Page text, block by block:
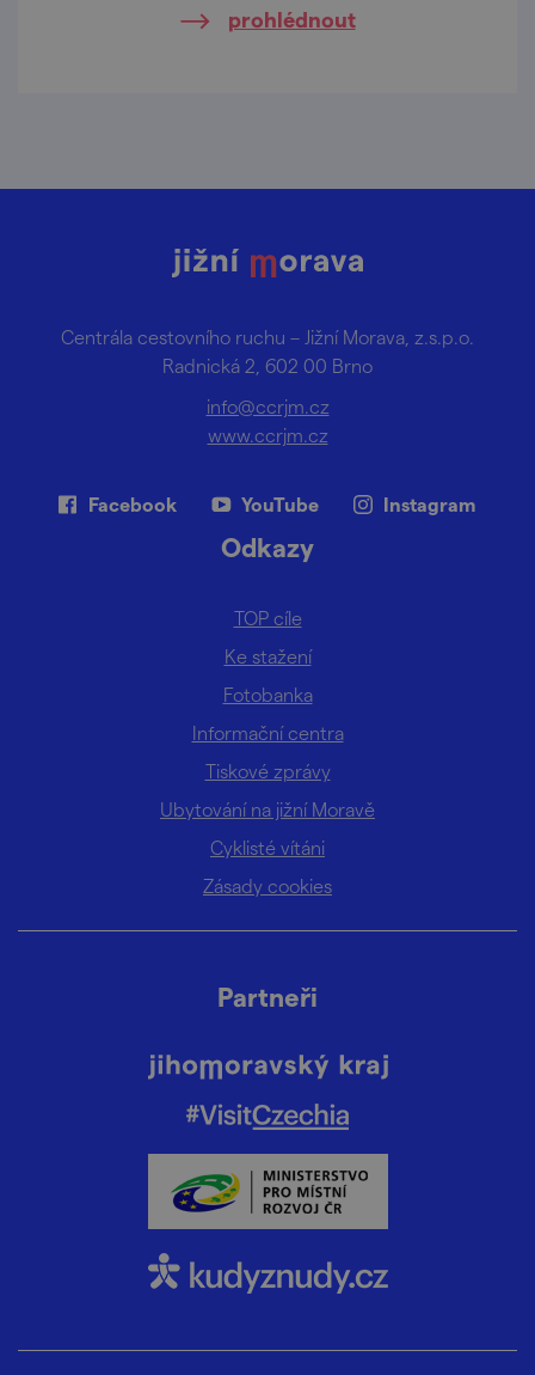
prohlédnout
Centrála cestovního ruchu – Jižní Morava, z.s.p.o.
Radnická 2, 602 00 Brno
info@ccrjm.cz
www.ccrjm.cz
Facebook YouTube Instagram
Odkazy
TOP cíle
Ke stažení
Fotobanka
Informační centra
Tiskové zprávy
Ubytování na jižní Moravě
Cyklisté vítáni
Zásady cookies
Partneři